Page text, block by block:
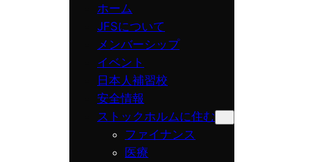
ホーム
JFSについて
メンバーシップ
イベント
日本人補習校
安全情報
ストックホルムに住む
ファイナンス
医療